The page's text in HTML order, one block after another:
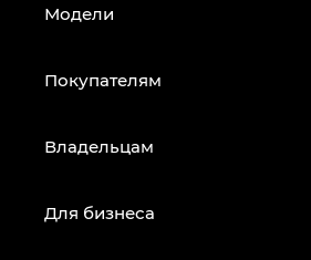
Модели
Покупателям
Владельцам
Для бизнеса